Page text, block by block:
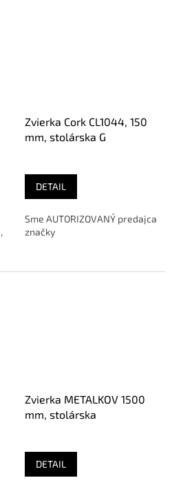
Zvierka Cork CL1044, 150
mm, stolárska G
DETAIL
Sme AUTORIZOVANÝ predajca
značky
Zvierka METALKOV 1500
mm, stolárska
DETAIL